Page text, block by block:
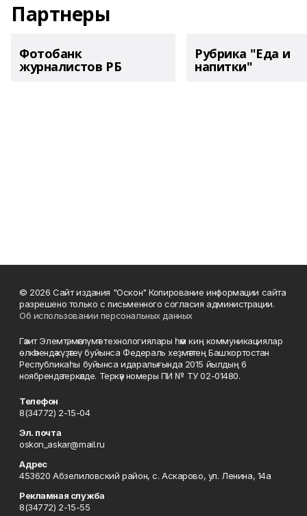
Партнеры
Фотобанк
журналистов РБ
Рубрика "Еда и
напитки"
© 2026 Сайт издания "Оскон" Копирование информации сайта
разрешено только с письменного согласия администрации.
Об использовании персональных данных
Гәзит Элемтә, мәғлүмәт технологиялары һәм киң коммуникациялар
өлкәһендә күҙәтеү буйынса Федераль хеҙмәттең Башҡортостан
Республикаһы буйынса идаралығында 2015 йылдың 6
ноябрендә теркәлде. Теркәү номеры ПИ № ТУ 02-01480.
Телефон
8(34772) 2-15-04
Эл. почта
oskon_askar@mail.ru
Адрес
453620 Абзелиловский район, с. Аскарово, ул. Ленина, 14а
Рекламная служба
8(34772) 2-15-55